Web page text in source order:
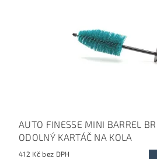
AUTO FINESSE MINI BARREL
ODOLNÝ KARTÁČ NA KOLA
412 Kč bez DPH